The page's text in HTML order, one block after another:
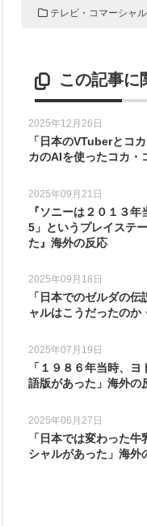
テレビ・コマーシャル
この記事に
2025年12月26日
「日本のVTuberとコ
カのAIを使ったコカ・
2025年09月21日
『ソニーは２０１３
5」というプレイステ
た』海外の反応
2025年09月18日
「日本でのゼルダの
ャルはこうだったのか
2025年07月19日
「１９８６年当時、
語版があった」海外の
2025年06月27日
「日本では変わった
シャルがあった」海外